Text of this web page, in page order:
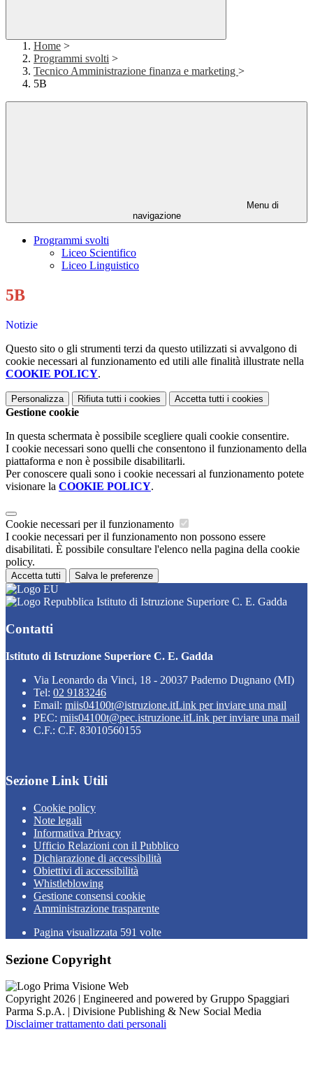
Home >
Programmi svolti >
Tecnico Amministrazione finanza e marketing >
5B
Menu di
navigazione
Programmi svolti
Liceo Scientifico
Liceo Linguistico
5B
Notizie
Questo sito o gli strumenti terzi da questo utilizzati si avvalgono di
cookie necessari al funzionamento ed utili alle finalità illustrate nella
COOKIE POLICY.
Personalizza Rifiuta tutti i cookies Accetta tutti i cookies
Gestione cookie
In questa schermata è possibile scegliere quali cookie consentire.
I cookie necessari sono quelli che consentono il funzionamento della
piattaforma e non è possibile disabilitarli.
Per conoscere quali sono i cookie necessari al funzionamento potete
visionare la COOKIE POLICY.
Cookie necessari per il funzionamento
I cookie necessari per il funzionamento non possono essere
disabilitati. È possibile consultare l'elenco nella pagina della cookie
policy.
Accetta tutti Salva le preferenze
Istituto di Istruzione Superiore C. E. Gadda
Contatti
Istituto di Istruzione Superiore C. E. Gadda
Via Leonardo da Vinci, 18 - 20037 Paderno Dugnano (MI)
Tel: 02 9183246
Email: miis04100t@istruzione.itLink per inviare una mail
PEC: miis04100t@pec.istruzione.itLink per inviare una mail
C.F.: C.F. 83010560155
Sezione Link Utili
Cookie policy
Note legali
Informativa Privacy
Ufficio Relazioni con il Pubblico
Dichiarazione di accessibilità
Obiettivi di accessibilità
Whistleblowing
Gestione consensi cookie
Amministrazione trasparente
Pagina visualizzata 591 volte
Sezione Copyright
Copyright 2026 | Engineered and powered by Gruppo Spaggiari
Parma S.p.A. | Divisione Publishing & New Social Media
Disclaimer trattamento dati personali